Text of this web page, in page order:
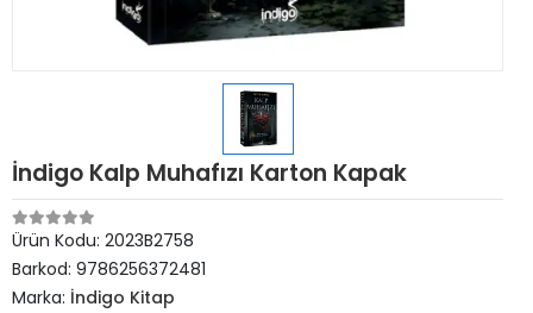
İndigo Kalp Muhafızı Karton Kapak
Ürün Kodu: 2023B2758
Barkod: 9786256372481
Marka: İndigo Kitap